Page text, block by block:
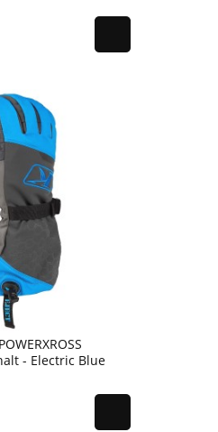
- Electric Blue